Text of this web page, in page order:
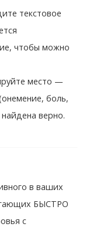
текстовое
чтобы можно
место —
боль,
верно.
в ваших
БЫСТРО
с